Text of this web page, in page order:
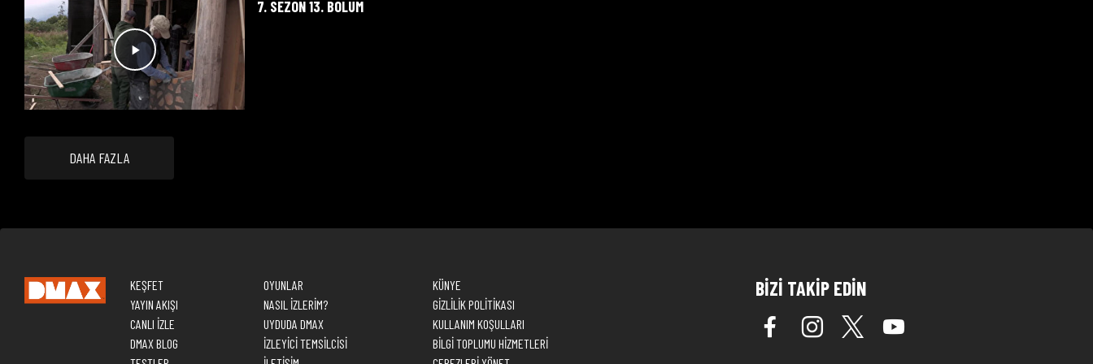
7. SEZON 13. BÖLÜM
DAHA FAZLA
KEŞFET
YAYIN AKIŞI
CANLI İZLE
DMAX BLOG
OYUNLAR
NASIL İZLERİM?
UYDUDA DMAX
İZLEYİCİ TEMSİLCİSİ
KÜNYE
GİZLİLİK POLİTİKASI
KULLANIM KOŞULLARI
BİLGİ TOPLUMU HİZMETLERİ
BİZİ TAKİP EDİN